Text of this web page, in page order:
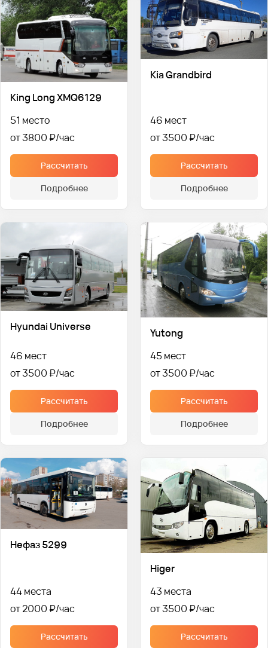
King Long XMQ6129
51 место
от 3800 ₽
Рассчитать
Подробнее
Kia Grandbird
46 мест
от 3500 ₽
Рассчитать
Подробнее
Hyundai Universe
46 мест
от 3500 ₽
Рассчитать
Подробнее
Yutong
45 мест
от 3500 ₽
Рассчитать
Подробнее
Нефаз 5299
44 места
от 2000 ₽
Рассчитать
Higer
43 места
от 3500 ₽
Рассчитать